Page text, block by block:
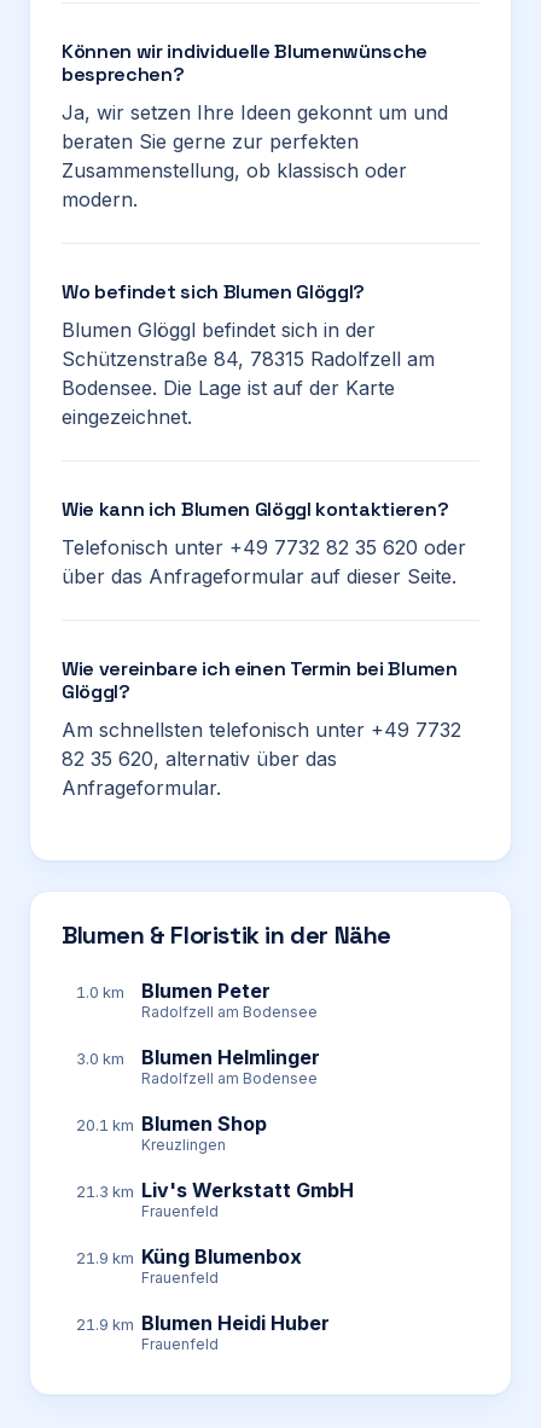
Können wir individuelle Blumenwünsche
besprechen?
Ja, wir setzen Ihre Ideen gekonnt um und
beraten Sie gerne zur perfekten
Zusammenstellung, ob klassisch oder
modern.
Wo befindet sich Blumen Glöggl?
Blumen Glöggl befindet sich in der
Schützenstraße 84, 78315 Radolfzell am
Bodensee. Die Lage ist auf der Karte
eingezeichnet.
Wie kann ich Blumen Glöggl kontaktieren?
Telefonisch unter +49 7732 82 35 620 oder
über das Anfrageformular auf dieser Seite.
Wie vereinbare ich einen Termin bei Blumen
Glöggl?
Am schnellsten telefonisch unter +49 7732
82 35 620, alternativ über das
Anfrageformular.
Blumen & Floristik in der Nähe
1.0 km Blumen Peter
Radolfzell am Bodensee
3.0 km Blumen Helmlinger
Radolfzell am Bodensee
20.1 km Blumen Shop
Kreuzlingen
21.3 km Liv's Werkstatt GmbH
Frauenfeld
21.9 km Küng Blumenbox
Frauenfeld
21.9 km Blumen Heidi Huber
Frauenfeld